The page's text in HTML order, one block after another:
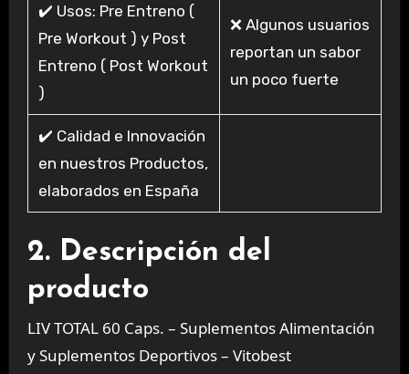
✔️ Usos: Pre Entreno (
Pre Workout ) y Post
Entreno ( Post Workout
)
❌ Algunos usuarios
reportan un sabor
un poco fuerte
✔️ Calidad e Innovación
en nuestros Productos,
elaborados en España
2. Descripción del
producto
LIV TOTAL 60 Caps. – Suplementos Alimentación
y Suplementos Deportivos – Vitobest